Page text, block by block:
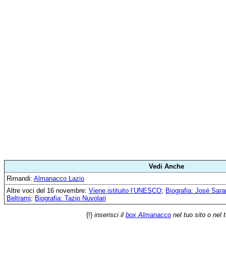
Vedi Anche
Rimandi: Almanacco Lazio
Altre voci del 16 novembre: Viene istituito l’UNESCO; Biografia: José
Beltrami; Biografia: Tazio Nuvolari
{!} inserisci il box Almanacco nel tuo sito o nel